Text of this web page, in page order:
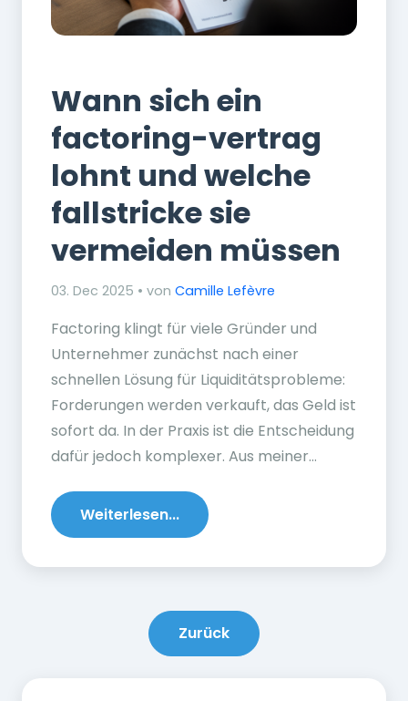
Wann sich ein
factoring-vertrag
lohnt und welche
fallstricke sie
vermeiden müssen
03. Dec 2025 • von Camille Lefèvre
Factoring klingt für viele Gründer und
Unternehmer zunächst nach einer
schnellen Lösung für Liquiditätsprobleme:
Forderungen werden verkauft, das Geld ist
sofort da. In der Praxis ist die Entscheidung
dafür jedoch komplexer. Aus meiner...
Weiterlesen...
Zurück